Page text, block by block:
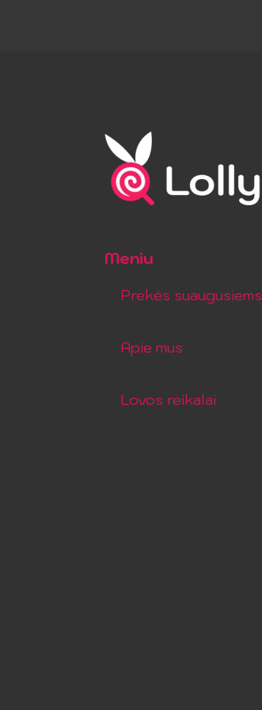
Meniu
Prekės suaugusiems
Apie mus
Lovos reikalai